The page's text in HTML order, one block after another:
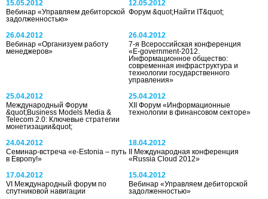
15.05.2012
Вебинар «Управляем дебиторской
задолженностью»
12.05.2012
Форум &quot;Найти IT&quot;
26.04.2012
Вебинар «Организуем работу
менеджеров»
26.04.2012
7-я Всероссийская конференция
«E-government-2012.
Информационное общество:
современная инфраструктура и
технологии государственного
управления»
25.04.2012
Международный Форум
&quot;Business Models Media &
Telecom 2.0: Ключевые стратегии
монетизации&quot;
25.04.2012
XII Форум «Информационные
технологии в финансовом секторе»
24.04.2012
Семинар-встреча «e-Estonia – путь
в Европу!»
18.04.2012
II Международная конференция
«Russia Cloud 2012»
17.04.2012
VI Международный форум по
спутниковой навигации
15.04.2012
Вебинар «Управляем дебиторской
задолженностью»